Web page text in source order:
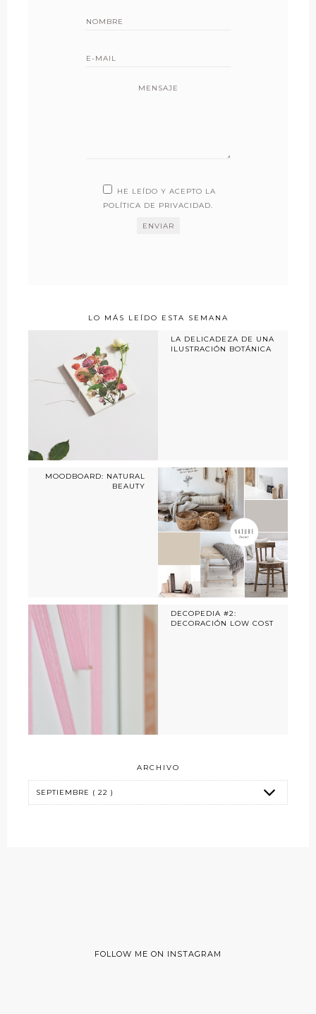
MENSAJE
HE LEÍDO Y ACEPTO LA
POLÍTICA DE PRIVACIDAD.
LO MÁS LEÍDO ESTA SEMANA
LA DELICADEZA DE UNA
ILUSTRACIÓN BOTÁNICA
MOODBOARD: NATURAL
BEAUTY
DECOPEDIA #2:
DECORACIÓN LOW COST
ARCHIVO
FOLLOW ME ON INSTAGRAM